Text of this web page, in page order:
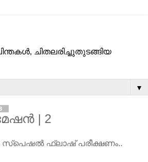
ചിതലരിച്ചുതുടങ്ങിയ
▼
| 2
സ്പെഷല്‍ ഫ്ലാഷ്‌ പരീക്ഷണം..